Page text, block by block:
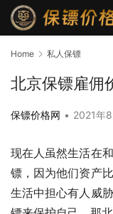
Home 私人保镖
北京保镖雇佣
保镖价格网 • 2021年
现在人虽然生活在
镖，因为他们资产
生活中担心有人威